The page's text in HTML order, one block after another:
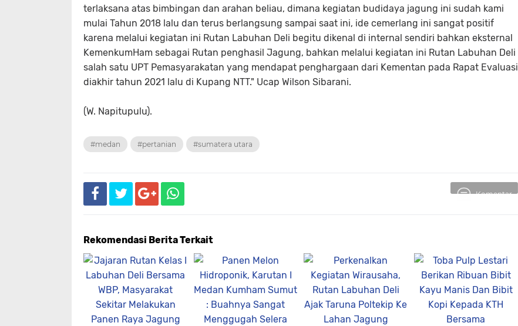
terlaksana atas bimbingan dan arahan beliau, dimana kegiatan budidaya jagung ini sudah kami
mulai Tahun 2018 lalu dan terus berlangsung sampai saat ini, ide cemerlang ini sangat positif
karena melalui kegiatan ini Rutan Labuhan Deli begitu dikenal di internal sendiri bahkan eksternal
KemenkumHam sebagai Rutan penghasil Jagung, bahkan melalui kegiatan ini Rutan Labuhan Deli
salah satu UPT Pemasyarakatan yang mendapat penghargaan dari Kementan pada Rapat Evaluasi
diakhir tahun 2021 lalu di Kupang NTT." Ucap Wilson Sibarani.
(W. Napitupulu).
#medan #pertanian #sumatera utara
Komentar
Rekomendasi Berita Terkait